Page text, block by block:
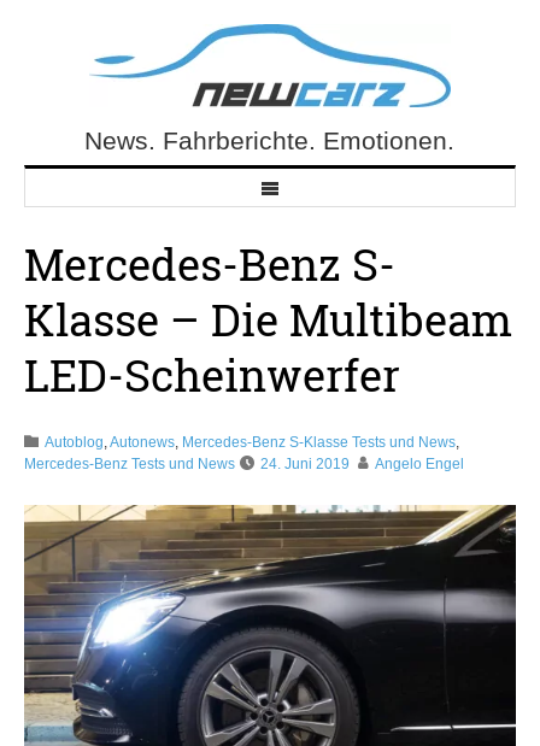
NewCarz.deNews. Fahrberichte. Emotionen.
Mercedes-Benz S-
Klasse – Die Multibeam
LED-Scheinwerfer
Autoblog,Autonews, Mercedes-Benz S-Klasse Tests und News,
Mercedes-Benz Tests und News
24. Juni 2019 Angelo Engel